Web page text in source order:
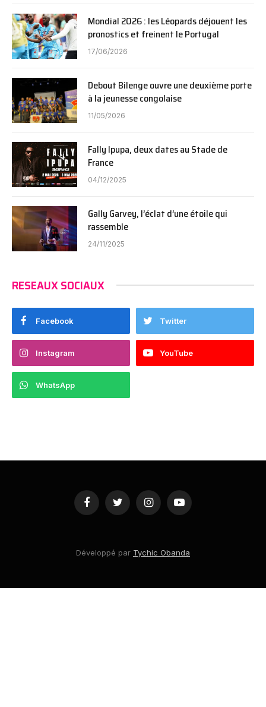
Mondial 2026 : les Léopards déjouent les
pronostics et freinent le Portugal
17/06/2026
Debout Bilenge ouvre une deuxième porte
à la jeunesse congolaise
11/05/2026
Fally Ipupa, deux dates au Stade de
France
04/12/2025
Gally Garvey, l’éclat d’une étoile qui
rassemble
24/11/2025
RESEAUX SOCIAUX
Facebook Twitter
Instagram YouTube
WhatsApp
FacebookTwitter InstagramYouTube
Développé par Tychic Obanda